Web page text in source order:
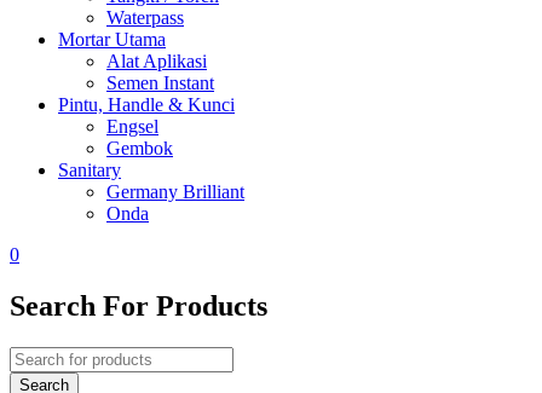
Waterpass
Mortar Utama
Alat Aplikasi
Semen Instant
Pintu, Handle & Kunci
Engsel
Gembok
Sanitary
Germany Brilliant
Onda
0
Search For Products